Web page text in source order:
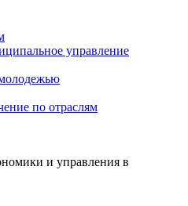
управление
по отраслям
и управления в